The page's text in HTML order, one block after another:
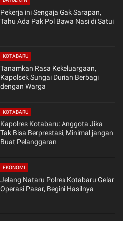
Pekerja ini Sengaja Gak Sarapan,
Tahu Ada Pak Pol Bawa Nasi di Satui
KOTABARU
Tanamkan Rasa Kekeluargaan,
Kapolsek Sungai Durian Berbagi
dengan Warga
KOTABARU
Kapolres Kotabaru: Anggota Jika
Tak Bisa Berprestasi, Minimal jangan
Buat Pelanggaran
EKONOMI
Jelang Nataru Polres Kotabaru Gelar
Operasi Pasar, Begini Hasilnya